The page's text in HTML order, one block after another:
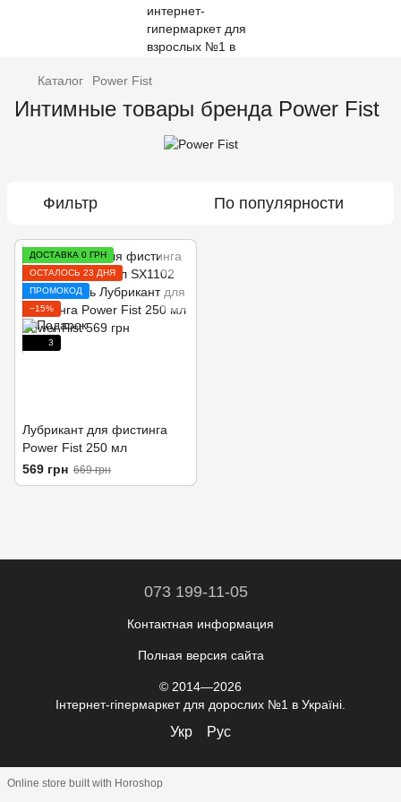
Каталог Power Fist
Интимные товары бренда Power Fist
Фильтр По популярности
ДОСТАВКА 0 ГРН
ОСТАЛОСЬ 23 ДНЯ
ПРОМОКОД
−15%
3
Лубрикант для фистинга
Power Fist 250 мл
569 грн 669 грн
073 199-11-05
Контактная информация
Полная версия сайта
© 2014—2026
Інтернет-гіпермаркет для дорослих №1 в Україні.
Укр Рус
Online store built with Horoshop